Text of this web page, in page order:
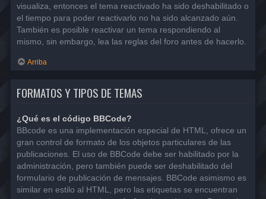
visualiza, entonces el tema reactivado ha sido deshabilitado o
el tiempo para poder reactivarlo no ha sido alcanzado aún.
También es posible reactivar un tema respondiendo al
mismo, sin embargo, lea las reglas del foro antes de hacerlo.
Arriba
FORMATOS Y TIPOS DE TEMAS
¿Qué es el código BBCode?
BBcode es una implementación especial de HTML, ofrece un
gran control de formato de los objetos particulares de las
publicaciones. El uso de BBCode debe ser habilitado por la
administración, pero también puede ser deshabilitado del
formulario de publicación de mensajes. BBCode asimismo es
similar en estilo al HTML, pero las etiquetas se encuentran